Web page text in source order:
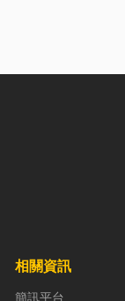
著出貨。但你
路購物越來越
相關資訊
簡訊平台